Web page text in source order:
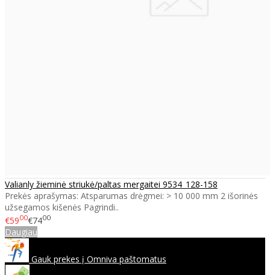
Valianly žieminė striukė/paltas mergaitei 9534_128-158
Prekės aprašymas: Atsparumas drėgmei: > 10 000 mm 2 išorinės
užsegamos kišenės Pagrindi..
€5900€7400
Daugiau
Gauk prekes į Omniva paštomatus